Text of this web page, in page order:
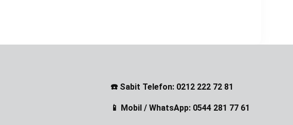
☎️ Sabit Telefon: 0212 222 72 81
📱 Mobil / WhatsApp: 0544 281 77 61